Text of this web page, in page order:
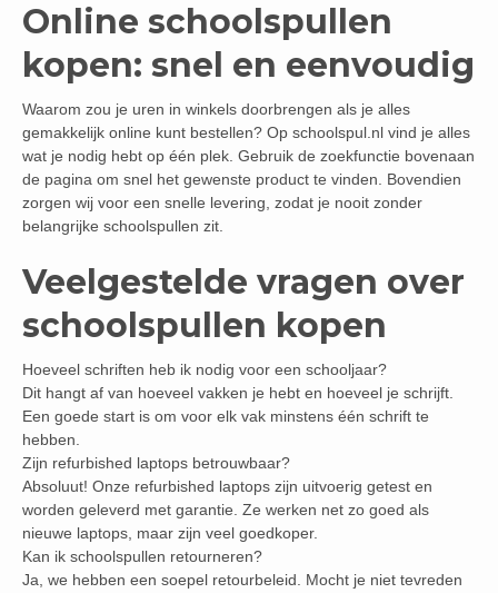
Online schoolspullen
kopen: snel en eenvoudig
Waarom zou je uren in winkels doorbrengen als je alles
gemakkelijk online kunt bestellen? Op schoolspul.nl vind je alles
wat je nodig hebt op één plek. Gebruik de zoekfunctie bovenaan
de pagina om snel het gewenste product te vinden. Bovendien
zorgen wij voor een snelle levering, zodat je nooit zonder
belangrijke schoolspullen zit.
Veelgestelde vragen over
schoolspullen kopen
Hoeveel schriften heb ik nodig voor een schooljaar?
Dit hangt af van hoeveel vakken je hebt en hoeveel je schrijft.
Een goede start is om voor elk vak minstens één schrift te
hebben.
Zijn refurbished laptops betrouwbaar?
Absoluut! Onze refurbished laptops zijn uitvoerig getest en
worden geleverd met garantie. Ze werken net zo goed als
nieuwe laptops, maar zijn veel goedkoper.
Kan ik schoolspullen retourneren?
Ja, we hebben een soepel retourbeleid. Mocht je niet tevreden